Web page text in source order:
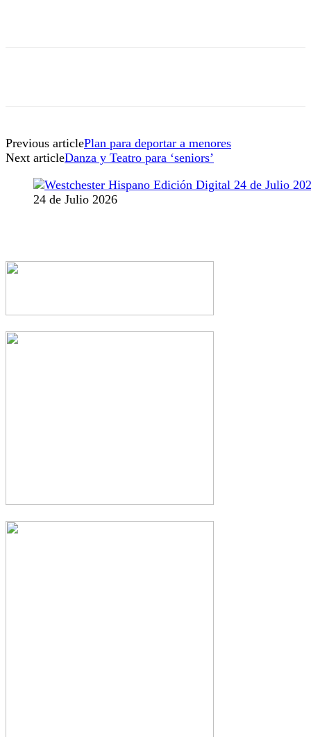
Previous articlePlan para deportar a menores
Next articleDanza y Teatro para ‘seniors’
24 de Julio 2026